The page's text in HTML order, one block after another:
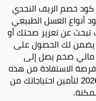
كود خصم الريف النجدي
أنواع العسل الطبيعي
تبحث عن تعزيز صحتك أو
يضمن لك الحصول على
مالي ضخم يصل إلى
الاستفادة من هذه
الخصومات الكبرى المخصصة لعام 2026 لتأمين احتياجاتك من